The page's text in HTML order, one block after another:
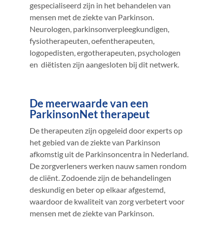
gespecialiseerd zijn in het behandelen van
mensen met de ziekte van Parkinson.
Neurologen, parkinsonverpleegkundigen,
fysiotherapeuten, oefentherapeuten,
logopedisten, ergotherapeuten, psychologen
en diëtisten zijn aangesloten bij dit netwerk.
De meerwaarde van een
ParkinsonNet therapeut
De therapeuten zijn opgeleid door experts op
het gebied van de ziekte van Parkinson
afkomstig uit de Parkinsoncentra in Nederland.
De zorgverleners werken nauw samen rondom
de cliënt. Zodoende zijn de behandelingen
deskundig en beter op elkaar afgestemd,
waardoor de kwaliteit van zorg verbetert voor
mensen met de ziekte van Parkinson.